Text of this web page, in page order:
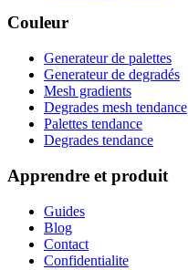
Couleur
Generateur de palettes
Generateur de degradés
Mesh gradients
Degrades mesh tendance
Palettes tendance
Degrades tendance
Apprendre et produit
Guides
Blog
Contact
Confidentialite